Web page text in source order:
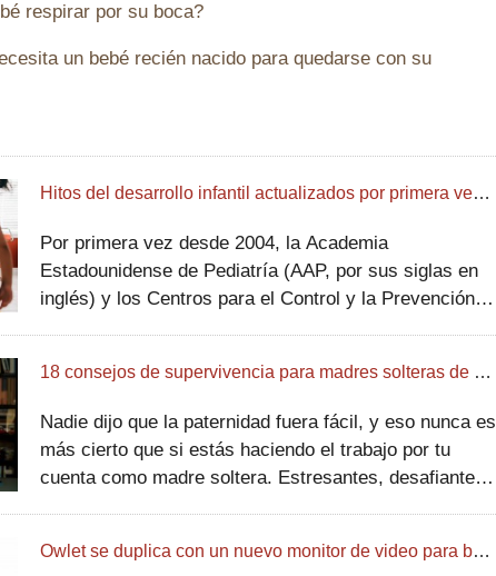
respirar por su boca?
un bebé recién nacido para quedarse con su
Hitos del desarrollo infantil actualizados por primera vez desde 2004:lo que necesita saber
Por primera vez desde 2004, la Academia
Estadounidense de Pediatría (AAP, por sus siglas en
inglés) y los Centros para el Control y la Prevención
18 consejos de supervivencia para madres solteras de otras madres solteras
Nadie dijo que la paternidad fuera fácil, y eso nunca es
más cierto que si estás haciendo el trabajo por tu
cuenta como madre soltera. Estresantes, desafiantes
Owlet se duplica con un nuevo monitor de video para bebés